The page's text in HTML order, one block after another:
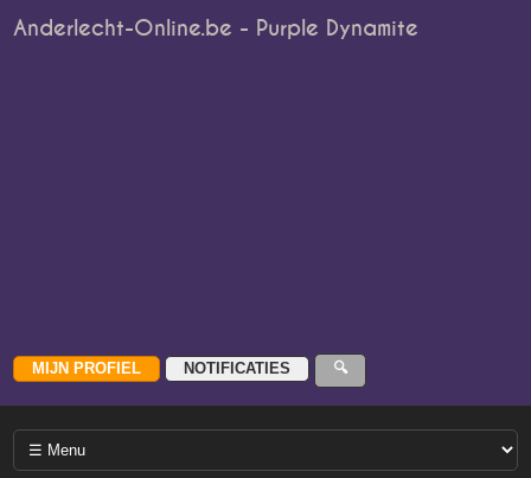
Anderlecht-Online.be - Purple Dynamite